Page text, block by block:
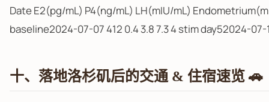
Date E2(pg/mL) P4(ng/mL) LH(mIU/mL)
baseline2024-07-07 412 0.4 3.8 7.3 4 stim day52024-07-
十、落地洛杉矶后的交通 & 住宿速览 🚗